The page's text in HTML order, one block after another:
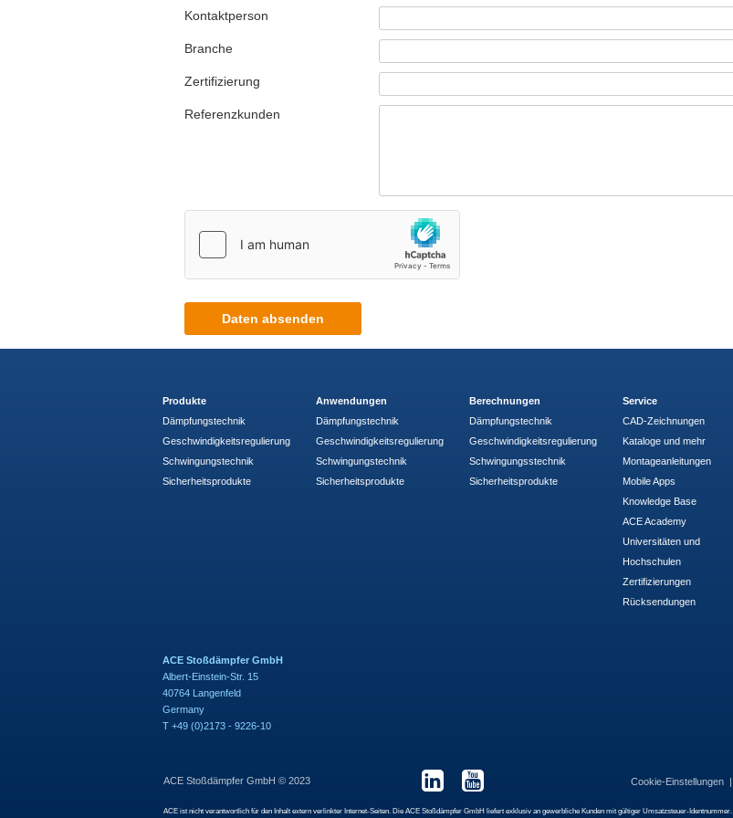
Kontaktperson
Branche
Zertifizierung
Referenzkunden
Daten absenden
Produkte
Dämpfungstechnik
Geschwindigkeitsregulierung
Schwingungstechnik
Sicherheitsprodukte
Anwendungen
Dämpfungstechnik
Geschwindigkeitsregulierung
Schwingungstechnik
Sicherheitsprodukte
Berechnungen
Dämpfungstechnik
Geschwindigkeitsregulierung
Schwingungsstechnik
Sicherheitsprodukte
Service
CAD-Zeichnungen
Kataloge und mehr
Montageanleitungen
Mobile Apps
Knowledge Base
ACE Academy
Universitäten und
Hochschulen
Zertifizierungen
Rücksendungen
ACE Stoßdämpfer GmbH
Albert-Einstein-Str. 15
40764 Langenfeld
Germany
T +49 (0)2173 - 9226-10
ACE Stoßdämpfer GmbH © 2023 Cookie-Einstellungen
ACE ist nicht verantwortlich für den Inhalt extern verlinkter Internet-Seiten. Die ACE Stoßdämpfer GmbH liefert exklusiv an gewerbliche Kunden mit gültiger Umsatzsteuer-Identnummer.